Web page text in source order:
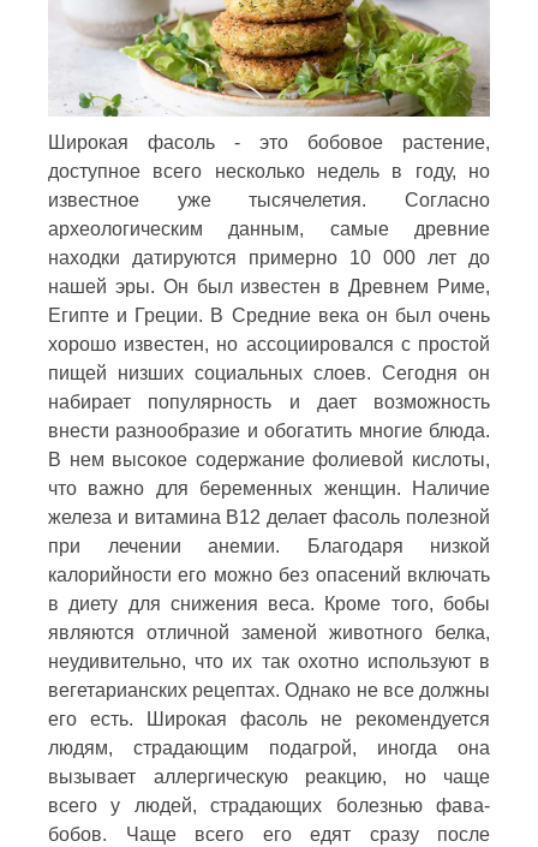
Широкая фасоль - это бобовое растение,
доступное всего несколько недель в году, но
известное уже тысячелетия. Согласно
археологическим данным, самые древние
находки датируются примерно 10 000 лет до
нашей эры. Он был известен в Древнем Риме,
Египте и Греции. В Средние века он был очень
хорошо известен, но ассоциировался с простой
пищей низших социальных слоев. Сегодня он
набирает популярность и дает возможность
внести разнообразие и обогатить многие блюда.
В нем высокое содержание фолиевой кислоты,
что важно для беременных женщин. Наличие
железа и витамина B12 делает фасоль полезной
при лечении анемии. Благодаря низкой
калорийности его можно без опасений включать
в диету для снижения веса. Кроме того, бобы
являются отличной заменой животного белка,
неудивительно, что их так охотно используют в
вегетарианских рецептах. Однако не все должны
его есть. Широкая фасоль не рекомендуется
людям, страдающим подагрой, иногда она
вызывает аллергическую реакцию, но чаще
всего у людей, страдающих болезнью фава-
бобов. Чаще всего его едят сразу после